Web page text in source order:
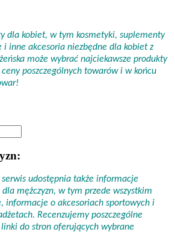
dla kobiet, w tym kosmetyki, suplementy
inne akcesoria niezbędne dla kobiet z
może wybrać najciekawsze produkty
poszczególnych towarów i w końcu
serwis udostępnia także informacje
mężczyzn, w tym przede wszystkim
informacje o akcesoriach sportowych i
Recenzujemy poszczególne
do stron oferujących wybrane